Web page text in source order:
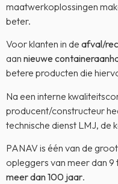
maatwerkoplossingen
beter.
Voor klanten in de afval/
aan nieuwe
betere producten die
Na een interne
producent/constructeur
technische dienst LMJ, de
PANAV is één van de
opleggers van meer dan
meer dan 100 jaar.